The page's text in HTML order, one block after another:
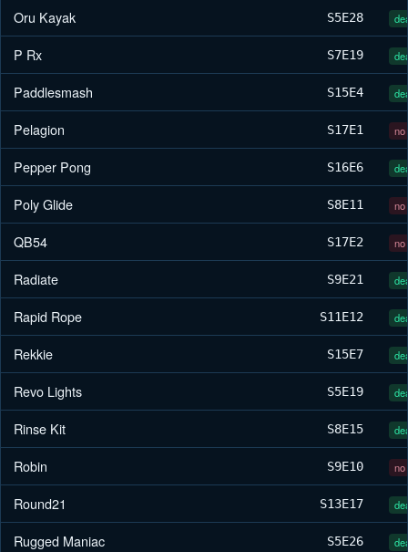
Oru Kayak S5E28
P Rx S7E19
Paddlesmash S15E4
Pelagion S17E1 no
Pepper Pong S16E6
Poly Glide S8E11 no
QB54 S17E2 no
Radiate S9E21
Rapid Rope S11E12
Rekkie S15E7
Revo Lights S5E19
Rinse Kit S8E15
Robin S9E10 no
Round21 S13E17
Rugged Maniac S5E26